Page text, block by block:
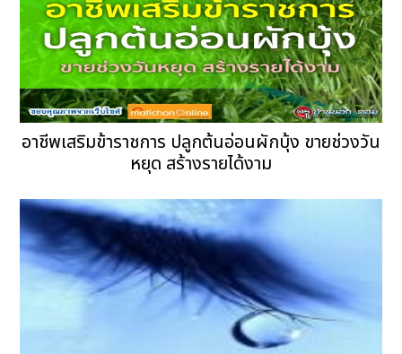
อาชีพเสริมข้าราชการ ปลูกต้นอ่อนผักบุ้ง ขายช่วงวัน
หยุด สร้างรายได้งาม